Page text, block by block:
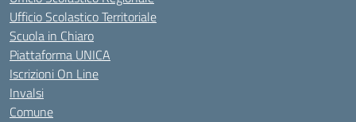
Ufficio Scolastico Territoriale
Scuola in Chiaro
Piattaforma UNICA
Iscrizioni On Line
Invalsi
Comune